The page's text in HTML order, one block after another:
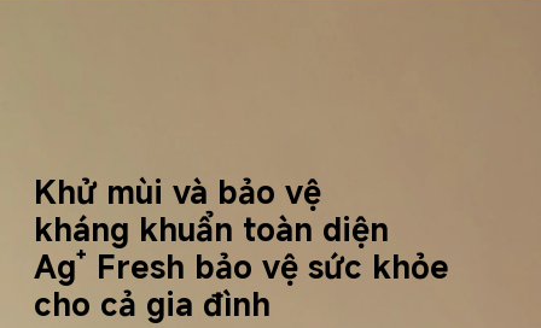
Khử mùi và bảo vệ
kháng khuẩn toàn diện
Ag⁺ Fresh bảo vệ sức khỏe
cho cả gia đình